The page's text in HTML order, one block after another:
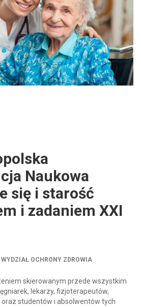
Naukowa
się i starość
i zadaniem XXI
WYDZIAŁ OCHRONY ZDROWIA
skierowanym przede wszystkim
lekarzy, fizjoterapeutów,
studentów i absolwentów tych